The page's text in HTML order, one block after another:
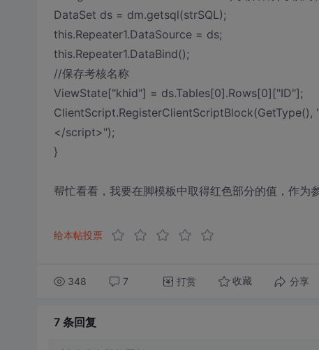
DataSet ds = dm.getsql(strSQL);
this.Repeater1.DataSource = ds;
this.Repeater1.DataBind();
//保存考核名称
ViewState["khid"] = ds.Tables[0].Rows[0]["ID"];
</script>");
}
帮忙看看，我要在脚模板中取得红色部分的值，作为
给本帖投票
348 7 打赏 收藏 分享
7 条回复